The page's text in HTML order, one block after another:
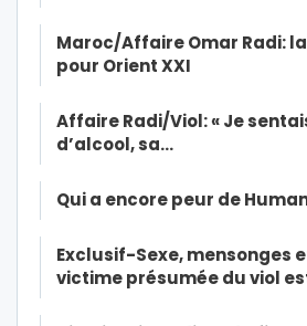
Maroc/Affaire Omar Radi:
pour Orient XXI
Affaire Radi/Viol: « Je
d’alcool, sa…
Qui a encore peur de
Exclusif-Sexe, mensonges
victime présumée du viol